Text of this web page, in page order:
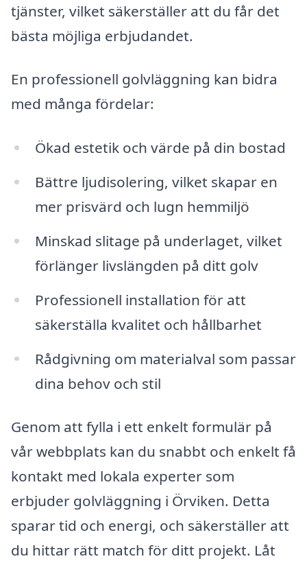
tjänster, vilket säkerställer att du får det
bästa möjliga erbjudandet.
En professionell golvläggning kan bidra
med många fördelar:
Ökad estetik och värde på din bostad
Bättre ljudisolering, vilket skapar en
mer prisvärd och lugn hemmiljö
Minskad slitage på underlaget, vilket
förlänger livslängden på ditt golv
Professionell installation för att
säkerställa kvalitet och hållbarhet
Rådgivning om materialval som passar
dina behov och stil
Genom att fylla i ett enkelt formulär på
vår webbplats kan du snabbt och enkelt få
kontakt med lokala experter som
erbjuder golvläggning i Örviken. Detta
sparar tid och energi, och säkerställer att
du hittar rätt match för ditt projekt. Låt